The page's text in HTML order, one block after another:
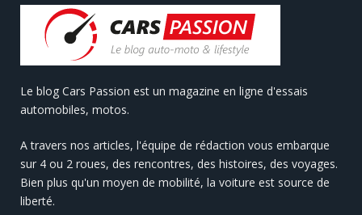
Le blog Cars Passion est un magazine en ligne d'essais
automobiles, motos.
A travers nos articles, l'équipe de rédaction vous embarque
sur 4 ou 2 roues, des rencontres, des histoires, des voyages.
Bien plus qu'un moyen de mobilité, la voiture est source de
liberté.